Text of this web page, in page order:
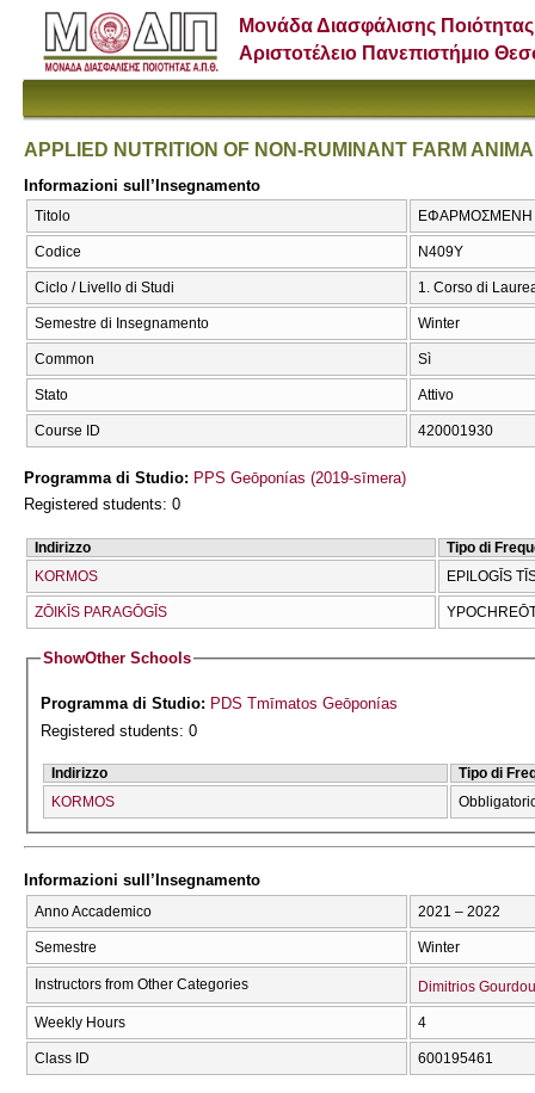
Μονάδα Διασφάλισης Ποιότητας
Αριστοτέλειο Πανεπιστήμιο
APPLIED NUTRITION OF NON-RUMINANT FARM
Informazioni sull’Insegnamento
Titolo ΕΦΑΡΜΟΣΜΕΝΗ
Codice Ν409Υ
Ciclo / Livello di Studi 1. Corso di
Semestre di Insegnamento Winter
Common Sì
Stato Attivo
Course ID 420001930
Programma di Studio: PPS Geōponías (2019-sīmera)
Registered students: 0
Indirizzo
Tipo di
KORMOS
EPILOGĪS
ZŌIKĪS PARAGŌGĪS
ShowOther Schools
Programma di Studio: PDS Tmīmatos Geōponías
Registered students: 0
Indirizzo
Tipo di
KORMOS
Informazioni sull’Insegnamento
Anno Accademico 2021 – 2022
Semestre Winter
Instructors from Other Categories Dimitrios
Weekly Hours 4
Class ID 600195461